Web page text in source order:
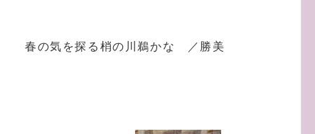
春の気を探る梢の川鵜かな ／勝美